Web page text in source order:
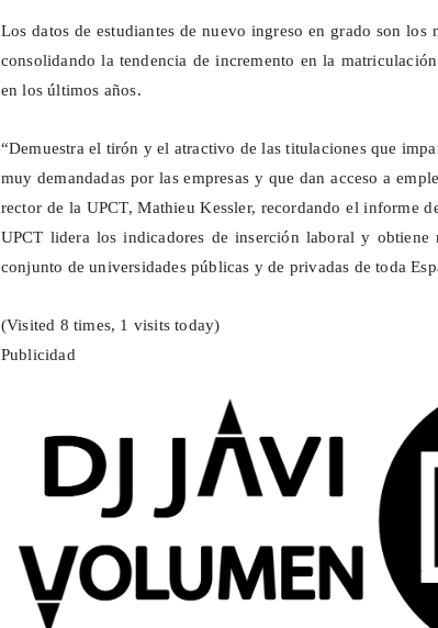
Los datos de estudiantes de nuevo ingreso en grado son los
consolidando la tendencia de incremento en la
en los últimos años.
“Demuestra el tirón y el atractivo de las titulaciones que
muy demandadas por las empresas y que dan acceso a
rector de la UPCT, Mathieu Kessler, recordandoel informe
UPCT lidera los indicadores de inserción laboral y obtiene
conjunto de universidades públicas y de privadas de toda
(Visited 8 times, 1 visits today)
Publicidad